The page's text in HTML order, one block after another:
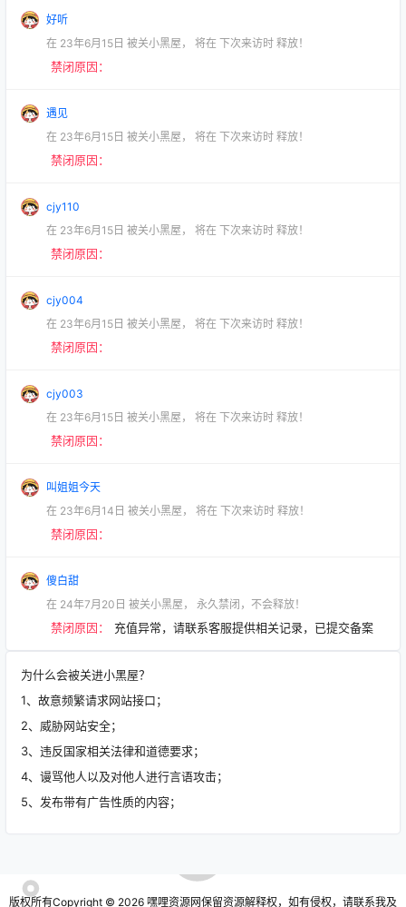
好听
在 23年6月15日 被关小黑屋， 将在 下次来访时 释放！
禁闭原因：
遇见
在 23年6月15日 被关小黑屋， 将在 下次来访时 释放！
禁闭原因：
cjy110
在 23年6月15日 被关小黑屋， 将在 下次来访时 释放！
禁闭原因：
cjy004
在 23年6月15日 被关小黑屋， 将在 下次来访时 释放！
禁闭原因：
cjy003
在 23年6月15日 被关小黑屋， 将在 下次来访时 释放！
禁闭原因：
叫姐姐今天
在 23年6月14日 被关小黑屋， 将在 下次来访时 释放！
禁闭原因：
傻白甜
在 24年7月20日 被关小黑屋， 永久禁闭，不会释放！
禁闭原因： 充值异常，请联系客服提供相关记录，已提交备案
为什么会被关进小黑屋？
1、故意频繁请求网站接口；
2、威胁网站安全；
3、违反国家相关法律和道德要求；
4、谩骂他人以及对他人进行言语攻击；
5、发布带有广告性质的内容；
版权所有Copyright © 2026 嘿哩资源网保留资源解释权，如有侵权，请联系我及